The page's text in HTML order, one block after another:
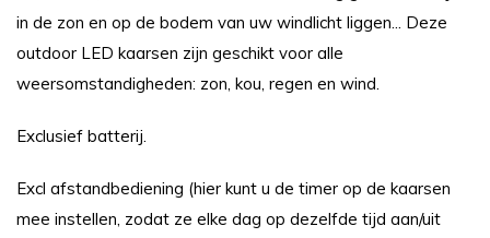
in de zon en op de bodem van uw windlicht liggen... Deze
outdoor LED kaarsen zijn geschikt voor alle
weersomstandigheden: zon, kou, regen en wind.
Exclusief batterij.
Excl afstandbediening (hier kunt u de timer op de kaarsen
mee instellen, zodat ze elke dag op dezelfde tijd aan/uit